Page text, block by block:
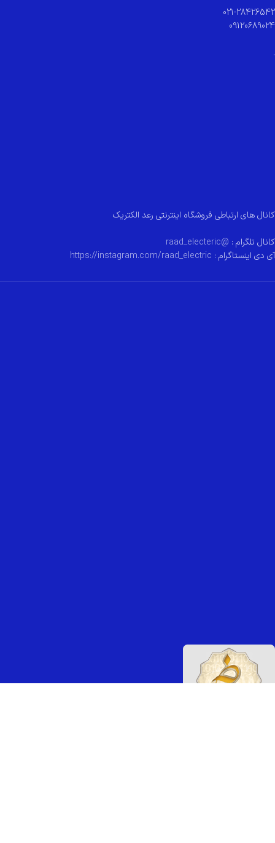
021-28426542
09120689024
.
کانال های ارتباطی فروشگاه اینترنتی رعد الکتریک
کانال تلگرام : @raad_electeric
آی دی اینستاگرام : https://instagram.com/raad_electric